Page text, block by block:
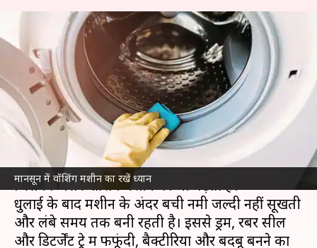
मानसून में वॉशिंग मशीन का रखें ध्यान
मानसून में वॉशिंग मशीन का ऐसे रखें
ध्यान, कपड़ों में नहीं आएगी सीलन
की बदबू
लेखन बिश्वजीत कुमार Jul 08, 2026 03:19 pm
क्या है खबर?
बरसातके मौसम में हवा में नमी काफी बढ़ जाती है,
जिसका असर वॉशिंग मशीन पर भी पड़ता है।
धुलाई के बाद मशीन के अंदर बची नमी जल्दी नहीं सूखती
और लंबे समय तक बनी रहती है। इससे ड्रम, रबर सील
और डिटर्जेंट ट्रे में फफूंदी, बैक्टीरिया और बदबू बनने का